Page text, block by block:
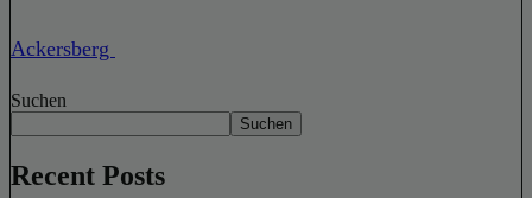
Ackersberg
Suchen
Suchen
Recent Posts